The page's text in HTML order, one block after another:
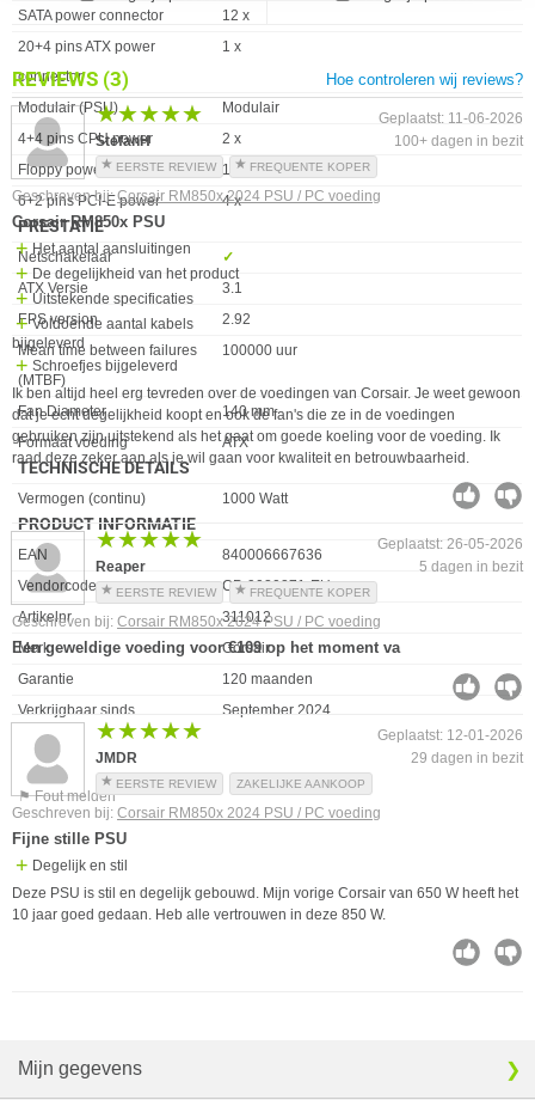
Eigenschap Waarde
SATA power connector
12 x
20+4 pins ATX power
connector
1 x
Modulair (PSU)
Modulair
4+4 pins CPU power
2 x
Floppy power connector
1 x
6+2 pins PCI-E power
4 x
PRESTATIE
Eigenschap Waarde
Netschakelaar
✓︎
ATX Versie
3.1
EPS version
2.92
Mean time between failures
(MTBF)
100000 uur
Fan Diameter
140 mm
Formaat voeding
ATX
TECHNISCHE DETAILS
Eigenschap Waarde
Vermogen (continu) 1000 Watt
PRODUCT INFORMATIE
EAN
840006667636
Vendorcode
CP-9020271-EU
Artikelnr
311012
Merk
Corsair
Garantie
120 maanden
Verkrijgbaar sinds
September 2024
⚑ Fout melden
REVIEWS (3) Hoe controleren wij reviews?
★★★★★
★★★★★
StefanH
EERSTE REVIEW FREQUENTE KOPER
Geschreven bij:Corsair RM850x 2024 PSU / PC voeding
Geplaatst: 11-06-2026
100+ dagen in bezit
Corsair RM850x PSU
Het aantal aansluitingen
De degelijkheid van het product
Uitstekende specificaties
Voldoende aantal kabels
bijgeleverd
Schroefjes bijgeleverd
Ik ben altijd heel erg tevreden over de voedingen van Corsair. Je weet gewoon
dat je echt degelijkheid koopt en ook de fan's die ze in de voedingen
gebruiken zijn uitstekend als het gaat om goede koeling voor de voeding. Ik
raad deze zeker aan als je wil gaan voor kwaliteit en betrouwbaarheid.
★★★★★
★★★★★
Reaper
EERSTE REVIEW FREQUENTE KOPER
Geschreven bij: Corsair RM850x 2024 PSU / PC voeding
Geplaatst: 26-05-2026
5 dagen in bezit
Een geweldige voeding voor €109 op het moment va
★★★★★
★★★★★
JMDR
EERSTE REVIEW ZAKELIJKE AANKOOP
Geschreven bij: Corsair RM850x 2024 PSU / PC voeding
Geplaatst: 12-01-2026
29 dagen in bezit
Fijne stille PSU
Degelijk en stil
Deze PSU is stil en degelijk gebouwd. Mijn vorige Corsair van 650 W heeft het
10 jaar goed gedaan. Heb alle vertrouwen in deze 850 W.
Mijn gegevens